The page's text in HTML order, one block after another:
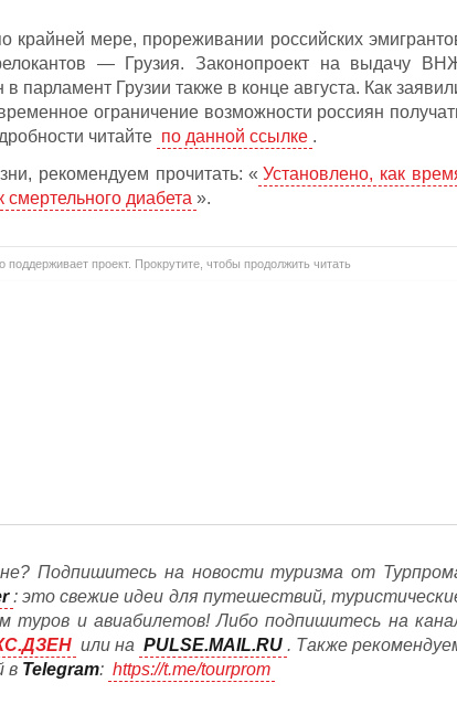
мере, прореживании российских
— Грузия. Законопроект на выдачу
парламент Грузии также в конце августа. Как
ограничение возможности россиян
читайте по данной ссылке .
рекомендуем прочитать: « Установлено, как
смертельного диабета ».
проект. Прокрутите, чтобы продолжить читать
Подпишитесь на новости туризма от
: это свежие идеи для путешествий,
туров и авиабилетов! Либо подпишитесь на
или на PULSE.MAIL.RU . Также
в Telegram: https://t.me/tourprom